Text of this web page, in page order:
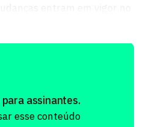
entram em vigor no
assinantes.
esse conteúdo